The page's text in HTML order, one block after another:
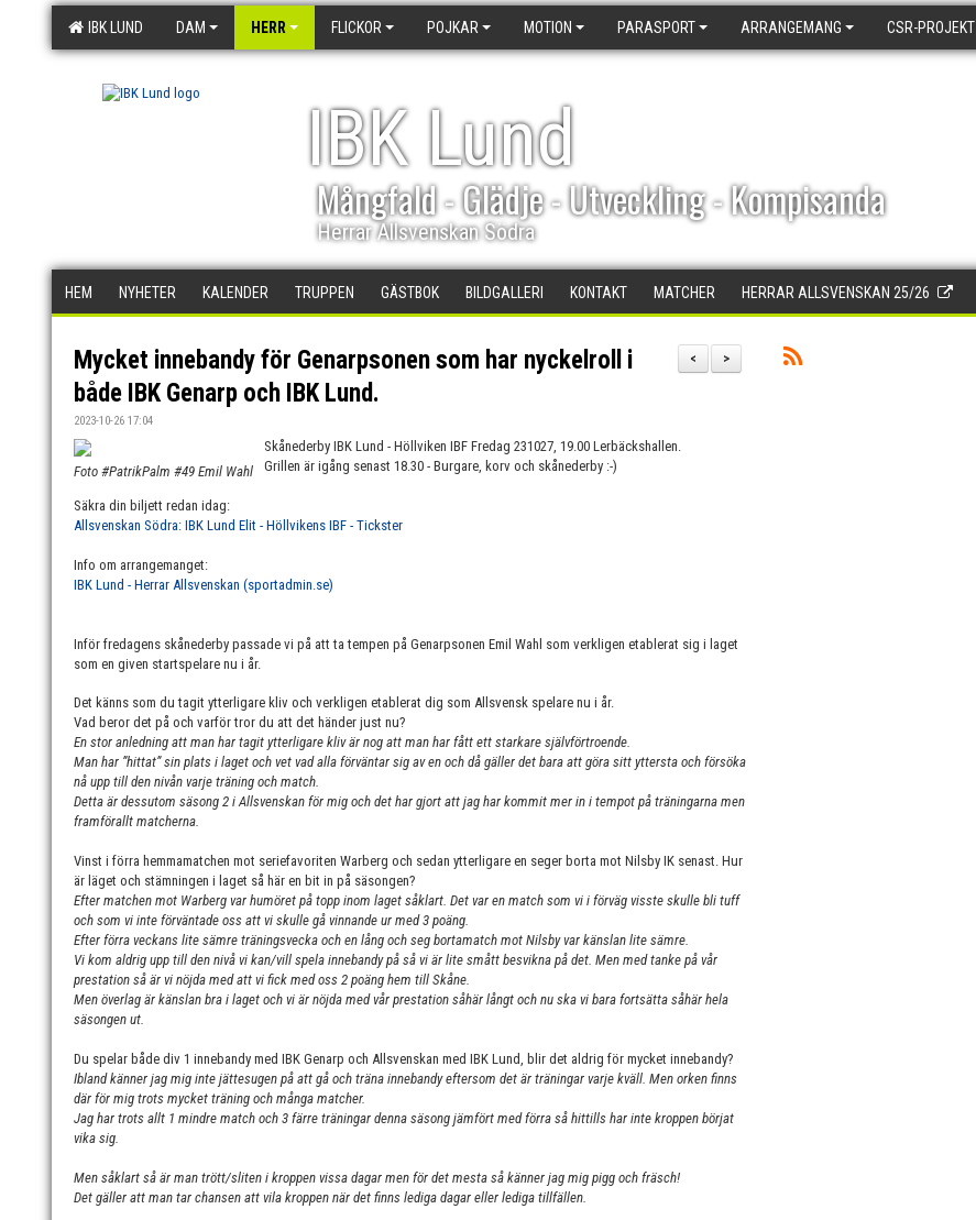
IBK LUND DAM HERR FLICKOR POJKAR MOTION PARASPORT ARRANGEMANG CSR-PROJEKT
IBK Lund
Mångfald - Glädje - Utveckling - Kompisanda
Herrar Allsvenskan Södra
HEM NYHETER KALENDER TRUPPEN GÄSTBOK BILDGALLERI KONTAKT MATCHER HERRAR ALLSVENSKAN 25/26
>
<
Mycket innebandy för Genarpsonen som har nyckelroll i
både IBK Genarp och IBK Lund.
2023-10-26 17:04
Foto #PatrikPalm #49 Emil Wahl
Skånederby IBK Lund - Höllviken IBF Fredag 231027, 19.00 Lerbäckshallen.
Grillen är igång senast 18.30 - Burgare, korv och skånederby :-)
Säkra din biljett redan idag:
Allsvenskan Södra: IBK Lund Elit - Höllvikens IBF - Tickster
Info om arrangemanget:
IBK Lund - Herrar Allsvenskan (sportadmin.se)
Inför fredagens skånederby passade vi på att ta tempen på Genarpsonen Emil Wahl som verkligen etablerat sig i laget
som en given startspelare nu i år.
Det känns som du tagit ytterligare kliv och verkligen etablerat dig som Allsvensk spelare nu i år.
Vad beror det på och varför tror du att det händer just nu?
En stor anledning att man har tagit ytterligare kliv är nog att man har fått ett starkare självförtroende.
Man har ”hittat” sin plats i laget och vet vad alla förväntar sig av en och då gäller det bara att göra sitt yttersta och försöka
nå upp till den nivån varje träning och match.
Detta är dessutom säsong 2 i Allsvenskan för mig och det har gjort att jag har kommit mer in i tempot på träningarna men
framförallt matcherna.
Vinst i förra hemmamatchen mot seriefavoriten Warberg och sedan ytterligare en seger borta mot Nilsby IK senast. Hur
är läget och stämningen i laget så här en bit in på säsongen?
Efter matchen mot Warberg var humöret på topp inom laget såklart. Det var en match som vi i förväg visste skulle bli tuff
och som vi inte förväntade oss att vi skulle gå vinnande ur med 3 poäng.
Efter förra veckans lite sämre träningsvecka och en lång och seg bortamatch mot Nilsby var känslan lite sämre.
Vi kom aldrig upp till den nivå vi kan/vill spela innebandy på så vi är lite smått besvikna på det. Men med tanke på vår
prestation så är vi nöjda med att vi fick med oss 2 poäng hem till Skåne.
Men överlag är känslan bra i laget och vi är nöjda med vår prestation såhär långt och nu ska vi bara fortsätta såhär hela
säsongen ut.
Du spelar både div 1 innebandy med IBK Genarp och Allsvenskan med IBK Lund, blir det aldrig för mycket innebandy?
Ibland känner jag mig inte jättesugen på att gå och träna innebandy eftersom det är träningar varje kväll. Men orken finns
där för mig trots mycket träning och många matcher.
Jag har trots allt 1 mindre match och 3 färre träningar denna säsong jämfört med förra så hittills har inte kroppen börjat
vika sig.
Men såklart så är man trött/sliten i kroppen vissa dagar men för det mesta så känner jag mig pigg och fräsch!
Det gäller att man tar chansen att vila kroppen när det finns lediga dagar eller lediga tillfällen.